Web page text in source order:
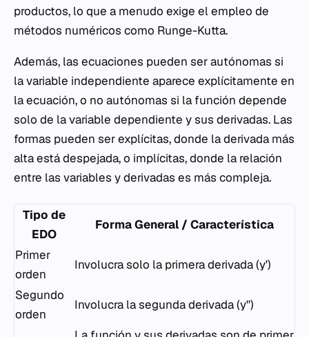
productos, lo que a menudo exige el empleo de
métodos numéricos como Runge-Kutta.
Además, las ecuaciones pueden ser autónomas si
la variable independiente aparece explícitamente en
la ecuación, o no autónomas si la función depende
solo de la variable dependiente y sus derivadas. Las
formas pueden ser explícitas, donde la derivada más
alta está despejada, o implícitas, donde la relación
entre las variables y derivadas es más compleja.
Tipo de
EDO
Forma General / Característica
Primer
orden
Involucra solo la primera derivada (y')
Segundo
orden
Involucra la segunda derivada (y'')